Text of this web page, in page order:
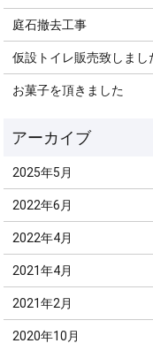
庭石撤去工事
仮設トイレ販売致しまし
お菓子を頂きました
2025年5月
2022年6月
2022年4月
2021年4月
2021年2月
2020年10月